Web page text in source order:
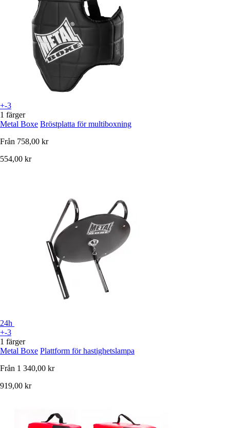
+-3
1 färger
Metal Boxe Bröstplatta för multiboxning
Från 758,00 kr
554,00 kr
24h
+-3
1 färger
Metal Boxe Plattform för hastighetslampa
Från 1 340,00 kr
919,00 kr